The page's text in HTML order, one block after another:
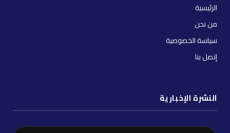
الرئيسية
من نحن
سياسة الخصوصية
إتصل بنا
النشرة الإخبارية